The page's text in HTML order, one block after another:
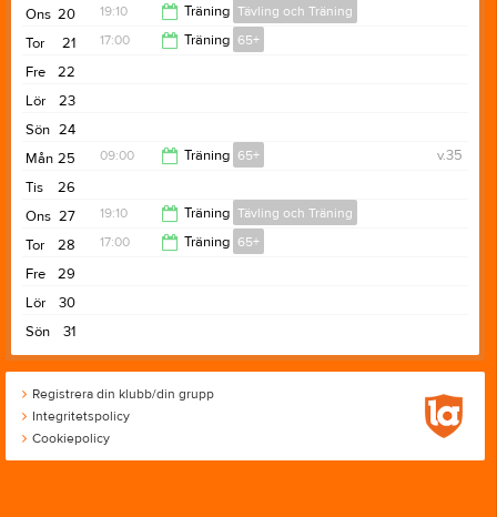
20
Ons 19:10 Träning Tävling och Träning
21
Tor 17:00 Träning 65+
22
Fre
23
Lör
24
Sön
25
Mån v.35
09:00 Träning 65+
10:00
26
Tis
27
Ons 19:10 Träning Tävling och Träning
28
Tor 17:00 Träning 65+
29
Fre
30
Lör
31
Sön
Registrera din klubb/din grupp
Integritetspolicy
Cookiepolicy